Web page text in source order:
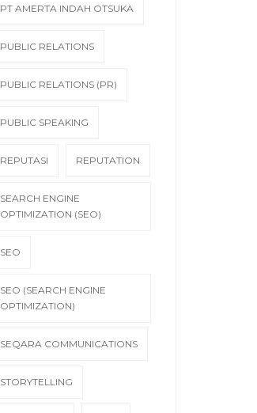
PT AMERTA INDAH OTSUKA
PUBLIC RELATIONS
PUBLIC RELATIONS (PR)
PUBLIC SPEAKING
REPUTASI REPUTATION
SEARCH ENGINE
OPTIMIZATION (SEO)
SEO
SEO (SEARCH ENGINE
OPTIMIZATION)
SEQARA COMMUNICATIONS
STORYTELLING